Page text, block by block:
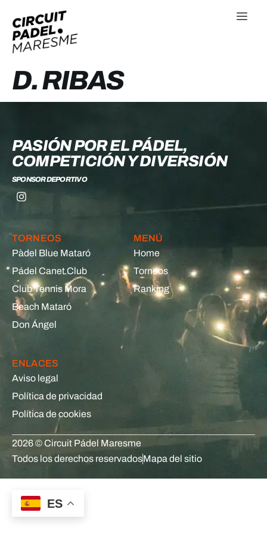
D. RIBAS
PASIÓN POR EL PÁDEL,
COMPETICIÓN Y DIVERSIÓN
SPONSOR DEPORTIVO
TORNEOS
Pàdel Blue Mataró
Pádel Canet Club
Club Tennis Mora
Beach Mataró
Don Ángel
MENÚ
Home
Torneos
Ranking
ENLACES
Aviso legal
Política de privacidad
Política de cookies
2026 © Circuit Pádel Maresme
Todos los derechos reservadosMapa del sitio
ES